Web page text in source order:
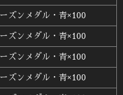
ズンメダル・青×100
ズンメダル・青×100
ズンメダル・青×100
ズンメダル・青×100